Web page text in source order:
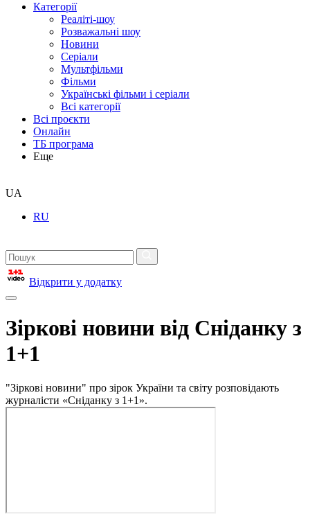
Категорії
Реаліті-шоу
Розважальні шоу
Новини
Серіали
Мультфільми
Фільми
Українські фільми і серіали
Всі категорії
Всі проєкти
Онлайн
ТБ програма
Еще
UA
RU
Відкрити у додатку
Зіркові новини від Сніданку з
1+1
"Зіркові новини" про зірок України та світу розповідають
журналісти «Сніданку з 1+1».